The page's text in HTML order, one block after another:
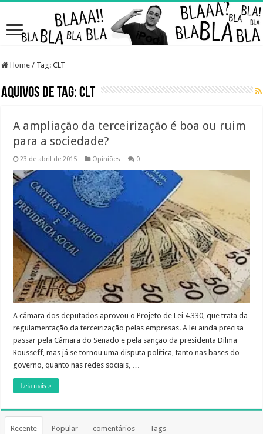
Home / Tag:CLT
Aquivos de Tag:CLT
A ampliação da terceirização é boa ou ruim
para a sociedade?
23 de abril de 2015 Opiniões 0
A câmara dos deputados aprovou o Projeto de Lei 4.330, que trata da
regulamentação da terceirização pelas empresas. A lei ainda precisa
passar pela Câmara do Senado e pela sanção da presidenta Dilma
Rousseff, mas já se tornou uma disputa política, tanto nas bases do
governo, quanto nas redes sociais, …
Leia mais »
Recente Popular comentários Tags